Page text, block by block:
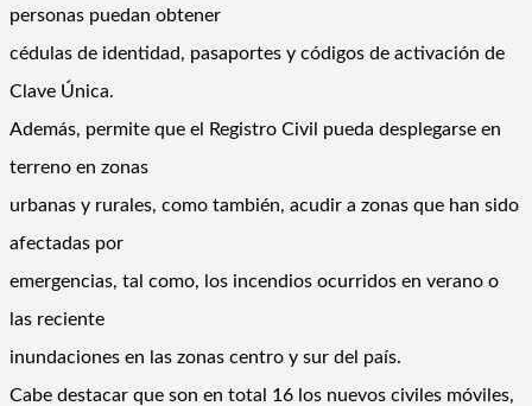
personas puedan obtener
cédulas de identidad, pasaportes y códigos de activación de
Clave Única.
Además, permite que el Registro Civil pueda desplegarse en
terreno en zonas
urbanas y rurales, como también, acudir a zonas que han sido
afectadas por
emergencias, tal como, los incendios ocurridos en verano o
las reciente
inundaciones en las zonas centro y sur del país.
Cabe destacar que son en total 16 los nuevos civiles móviles,